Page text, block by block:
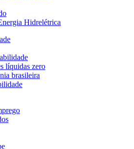
Hidrelétrica
líquidas zero
brasileira